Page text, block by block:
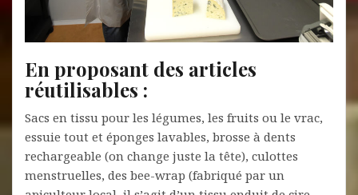
En proposant des articles
réutilisables :
Sacs en tissu pour les légumes, les fruits ou le vrac,
essuie tout et éponges lavables, brosse à dents
rechargeable (on change juste la tête), culottes
menstruelles, des bee-wrap (fabriqué par un